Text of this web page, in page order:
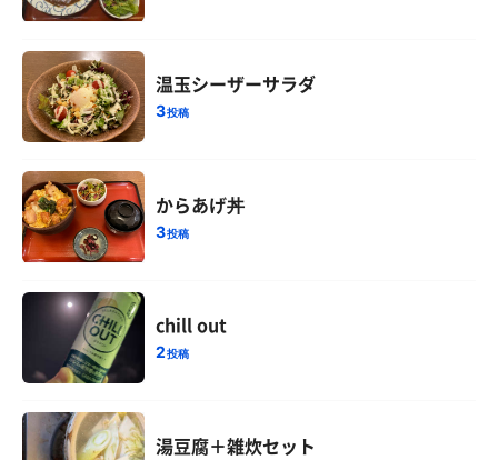
温玉シーザーサラダ
3投稿
からあげ丼
3投稿
chill out
2投稿
湯豆腐＋雑炊セット